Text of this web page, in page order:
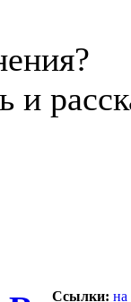
и
Ссылки: на